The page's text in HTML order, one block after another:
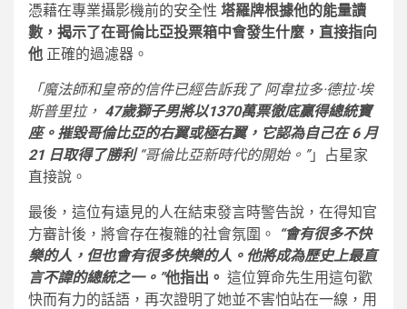
憑藉在專業攝影機前的安全性 塔羅牌根據他的能量讀
數，揭示了在哥倫比亞投票箱中會發生什麼，直接指向
他 正確的過濾器。
「魔法師和皇帝的信件已經告訴我了 阿韋拉多·德拉·埃
斯普里拉， 47歲獅子男將以1370萬票徹底贏得總統寶
座。摧毀哥倫比亞的右翼或極右翼，它認為自己在 6 月
21 日取得了勝利 “哥倫比亞新時代的開始。”」占星家
直接說。
最後，這位有遠見的人在結束發言時警告說，在得知官
方審計後，將會存在複雜的社會氛圍。
“會有很多不快
樂的人，但也會有很多快樂的人。他將成為歷史上最直
言不諱的總統之一。”他指出 。 這位算命先生用這句歡
快而有力的話語，再次證明了她並不害怕站在一線，用